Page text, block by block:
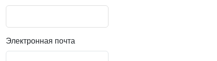
Электронная почта